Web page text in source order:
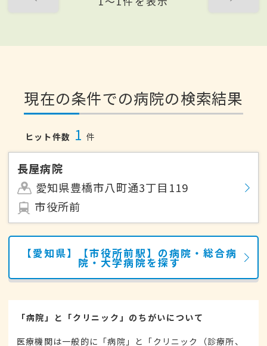
現在の条件での病院の検索結果
ヒット件数 1 件
長屋病院
愛知県豊橋市八町通3丁目119
市役所前
【愛知県】【市役所前駅】の病院・総合病
院・大学病院を探す
「病院」と「クリニック」のちがいについて
医療機関は一般的に「病院」と「クリニック（診療所、